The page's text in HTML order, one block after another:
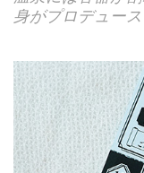
身がプロデュー